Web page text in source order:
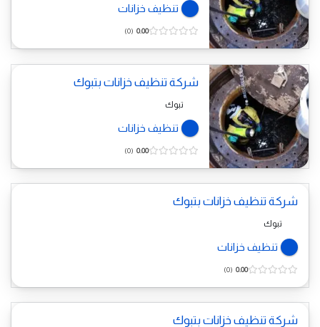
تنظيف خزانات
0.00
0
شركة تنظيف خزانات بتبوك
تبوك
تنظيف خزانات
0.00
0
شركة تنظيف خزانات بتبوك
تبوك
تنظيف خزانات
0.00
0
شركة تنظيف خزانات بتبوك